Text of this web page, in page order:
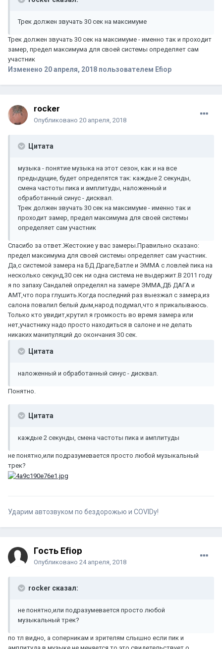
Трек должен звучать 30 сек на максимуме
Трек должен звучать 30 сек на максимуме - именно так и проходит
замер, предел максимума для своей системы определяет сам
участник
Изменено 20 апреля, 2018 пользователем Efiop
rocker
Опубликовано 20 апреля, 2018
Цитата
музыка - понятие музыка на этот сезон, как и на все
предыдущие, будет определятся так: каждые 2 секунды,
смена частоты пика и амплитуды, наложенный и
обработанный синус - дисквал.
Трек должен звучать 30 сек на максимуме - именно так и
проходит замер, предел максимума для своей системы
определяет сам участник
Спасибо за ответ.Жестокие у вас замеры.Правильно сказано:
предел максимума для своей системы определяет сам участник.
Да,с системой замера на БД Драге,Батле и ЭММА с ловлей пика на
несколько секунд,30 сек ни одна система не выдержит.В 2011 году
я по запаху Сандалей определял на замере ЭММА,ДБ ДАГА и
АМТ,что пора глушить.Когда последний раз выезжал с замера,из
салона повалил белый дым,народ подумал,что я прикалываюсь.
Только кто увидит,крутил я громкость во время замера или
нет,участнику надо просто находиться в салоне и не делать
никаких манипуляций до окончания 30 сек.
Цитата
наложенный и обработанный синус - дисквал.
Понятно.
Цитата
каждые 2 секунды, смена частоты пика и амплитуды
не понятно,или подразумевается просто любой музыкальный
трек?
Ударим автозвуком по бездорожью и COVIDу!
Гость Efiop
Опубликовано 24 апреля, 2018
rocker сказал:
не понятно,или подразумевается просто любой
музыкальный трек?
по тл видно, а соперникам и зрителям слышно если пик и